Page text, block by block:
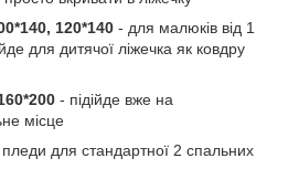
120*140 - для малюків від 1
для дитячої ліжечка як ковдру
- підійде вже на
місце
для стандартної 2 спальних